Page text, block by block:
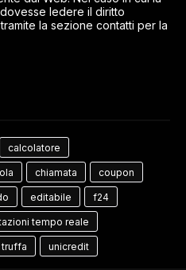
ledere il diritto
la sezione contatti per la
calcolatore
chiamata coupon
editabile f24
tempo reale
truffa unicredit